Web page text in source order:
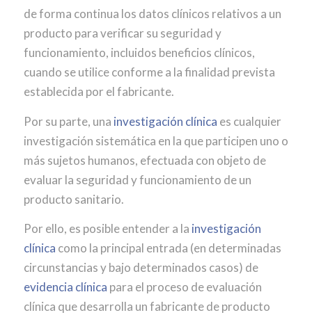
de forma continua los datos clínicos relativos a un
producto para verificar su seguridad y
funcionamiento, incluidos beneficios clínicos,
cuando se utilice conforme a la finalidad prevista
establecida por el fabricante.
Por su parte, una investigación clínica es cualquier
investigación sistemática en la que participen uno o
más sujetos humanos, efectuada con objeto de
evaluar la seguridad y funcionamiento de un
producto sanitario.
Por ello, es posible entender a la investigación
clínica como la principal entrada (en determinadas
circunstancias y bajo determinados casos) de
evidencia clínica para el proceso de evaluación
clínica que desarrolla un fabricante de producto